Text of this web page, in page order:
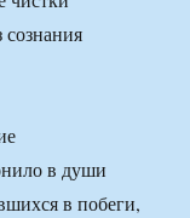
в души
в побеги,